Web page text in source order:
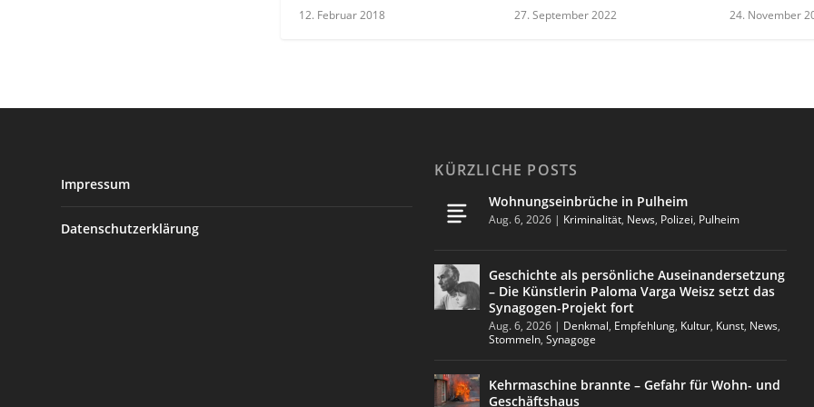
12. Februar 2018 27. September 2022 24. November
Impressum
Datenschutzerklärung
KÜRZLICHE POSTS
Wohnungseinbrüche in Pulheim
Aug. 6, 2026 | Kriminalität, News, Polizei, Pulheim
Geschichte als persönliche Auseinandersetzung
– Die Künstlerin Paloma Varga Weisz setzt das
Synagogen-Projekt fort
Aug. 6, 2026 | Denkmal, Empfehlung, Kultur, Kunst, News,
Stommeln,Synagoge
Kehrmaschine brannte – Gefahr für Wohn- und
Geschäftshaus